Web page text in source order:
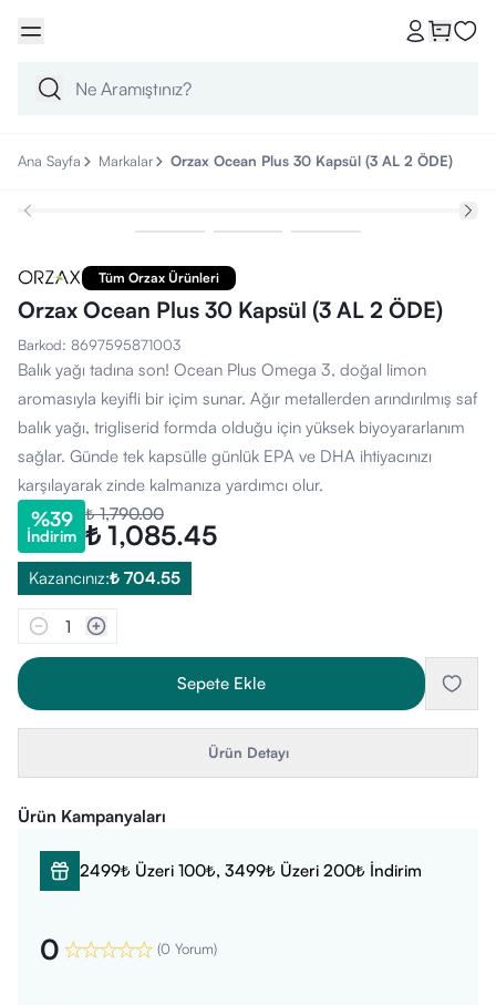
Ana Sayfa Markalar Orzax Ocean Plus 30 Kapsül (3 AL 2 ÖDE)
Tüm Orzax Ürünleri
Orzax Ocean Plus 30 Kapsül (3 AL 2 ÖDE)
Barkod: 8697595871003
Balık yağı tadına son! Ocean Plus Omega 3, doğal limon
aromasıyla keyifli bir içim sunar. Ağır metallerden arındırılmış saf
balık yağı, trigliserid formda olduğu için yüksek biyoyararlanım
sağlar. Günde tek kapsülle günlük EPA ve DHA ihtiyacınızı
karşılayarak zinde kalmanıza yardımcı olur.
%39
İndirim
₺ 1,790.00
₺ 1,085.45
Kazancınız:₺ 704.55
1
Sepete Ekle
Ürün Detayı
Ürün Kampanyaları
2499₺ Üzeri 100₺, 3499₺ Üzeri 200₺ İndirim
0 (0 Yorum)